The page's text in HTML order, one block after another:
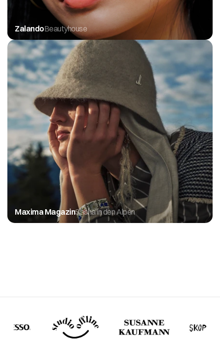
ZalandoBeautyhouse
Maxima MagazinSasha in den Alpen